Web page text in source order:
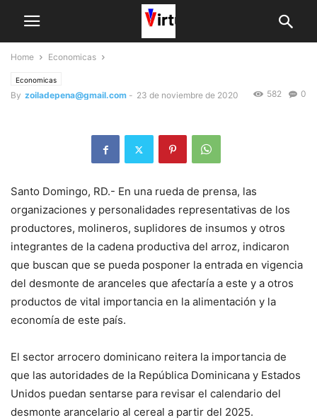
Home Economicas
Economicas
By zoiladepena@gmail.com - 23 de noviembre de 2020 0
582
Santo Domingo, RD.- En una rueda de prensa, las
organizaciones y personalidades representativas de los
productores, molineros, suplidores de insumos y otros
integrantes de la cadena productiva del arroz, indicaron
que buscan que se pueda posponer la entrada en vigencia
del desmonte de aranceles que afectaría a este y a otros
productos de vital importancia en la alimentación y la
economía de este país.
El sector arrocero dominicano reitera la importancia de
que las autoridades de la República Dominicana y Estados
Unidos puedan sentarse para revisar el calendario del
desmonte arancelario al cereal a partir del 2025.